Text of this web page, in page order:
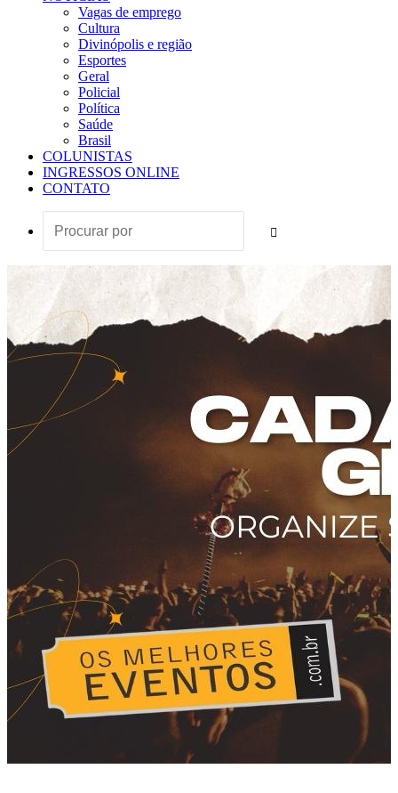
Vagas de emprego
Cultura
Divinópolis e região
Esportes
Geral
Policial
Política
Saúde
Brasil
COLUNISTAS
INGRESSOS ONLINE
CONTATO